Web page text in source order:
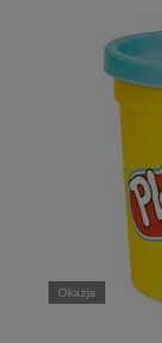
Okazja